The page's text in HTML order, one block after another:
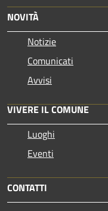
NOVITÀ
Notizie
Comunicati
Avvisi
VIVERE IL COMUNE
Luoghi
Eventi
CONTATTI